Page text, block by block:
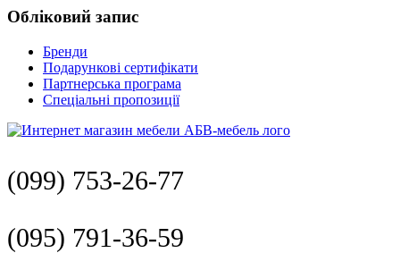
Обліковий запис
Бренди
Подарункові сертифікати
Партнерська програма
Спеціальні пропозиції
(099) 753-26-77
(095) 791-36-59